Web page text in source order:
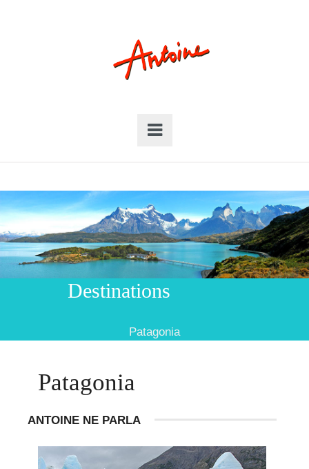
Destinations
Patagonia
Patagonia
ANTOINE NE PARLA